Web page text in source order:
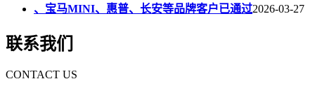
、宝马MINI、惠普、长安等品牌客户已通过2026-03-27
联系我们
CONTACT US